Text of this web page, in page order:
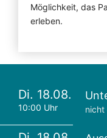
Möglichkeit, das
erleben.
Di. 18.08.
10:00 Uhr nicht